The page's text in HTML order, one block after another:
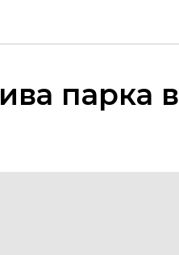
парка в